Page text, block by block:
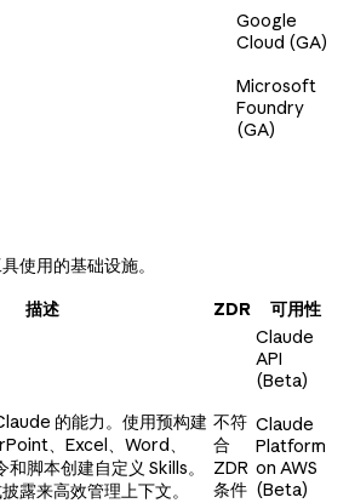
Google
Cloud (GA)
Microsoft
Foundry
(GA)
使用的基础设施。
描述 ZDR 可用性
的能力。使用预构建
、Excel、Word、
脚本创建自定义 Skills。
露来高效管理上下文。
不符
合
ZDR
条件
Claude
API
(Beta)
Claude
Platform
on AWS
(Beta)